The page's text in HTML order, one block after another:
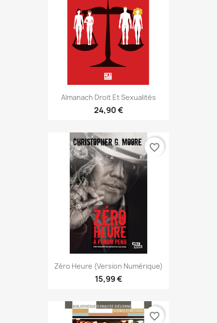
Almanach Droit Et Sexualités
24,90 €
Zéro Heure (version Numérique)
15,99 €
favorite_border
favorite_border